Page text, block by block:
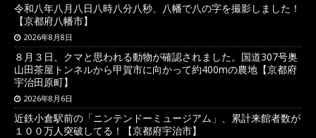
令和八年八月八日八時八分八秒、八幡で八の字を撮影しました！
【京都府八幡市】
2026年8月8日
８月３日、クマと思われる動物が確認されました。国道307号奥
山田茶屋トンネルから甲賀市に向かって約400mの農地【京都府
宇治田原町】
2026年8月6日
近鉄小倉駅前の「ニンテンドーミュージアム」、累計来館者数が
１００万人突破してる！【京都府宇治市】